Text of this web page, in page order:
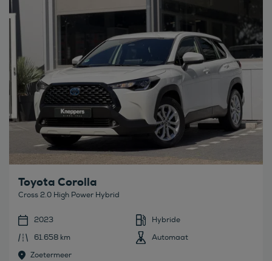
Toyota Corolla
Cross 2.0 High Power Hybrid
2023
Hybride
61.658 km
Automaat
Zoetermeer